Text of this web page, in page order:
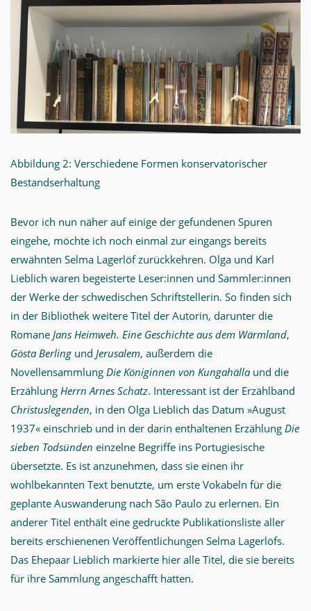
Abbildung 2: Verschiedene Formen konservatorischer
Bestandserhaltung
Bevor ich nun näher auf einige der gefundenen Spuren
eingehe, möchte ich noch einmal zur eingangs bereits
erwähnten Selma Lagerlöf zurückkehren. Olga und Karl
Lieblich waren begeisterte Leser:innen und Sammler:innen
der Werke der schwedischen Schriftstellerin. So finden sich
in der Bibliothek weitere Titel der Autorin, darunter die
Romane Jans Heimweh. Eine Geschichte aus dem Wärmland,
Gösta Berling und Jerusalem, außerdem die
Novellensammlung Die Königinnen von Kungahällaund die
Erzählung Herrn Arnes Schatz. Interessant ist der Erzählband
Christuslegenden, in den Olga Lieblich das Datum »August
1937« einschrieb und in der darin enthaltenen Erzählung Die
sieben Todsünden einzelne Begriffe ins Portugiesische
übersetzte. Es ist anzunehmen, dass sie einen ihr
wohlbekannten Text benutzte, um erste Vokabeln für die
geplante Auswanderung nach São Paulo zu erlernen. Ein
anderer Titel enthält eine gedruckte Publikationsliste aller
bereits erschienenen Veröffentlichungen Selma Lagerlöfs.
Das Ehepaar Lieblich markierte hier alle Titel, die sie bereits
für ihre Sammlung angeschafft hatten.